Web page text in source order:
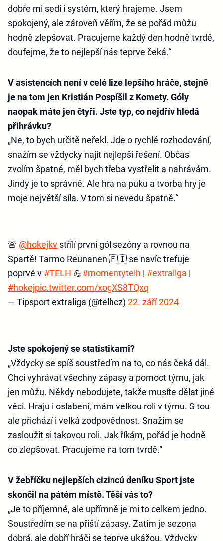
dobře mi sedí i systém, který hrajeme. Jsem
spokojený, ale zároveň věřím, že se pořád můžu
hodně zlepšovat. Pracujeme každý den hodně tvrdě,
doufejme, že to nejlepší nás teprve čeká.“
V asistencích není v celé lize lepšího hráče, stejně
je na tom jen Kristián Pospíšil z Komety. Góly
naopak máte jen čtyři. Jste typ, co nejdřív hledá
přihrávku?
„Ne, to bych určitě neřekl. Jde o rychlé rozhodování,
snažím se vždycky najít nejlepší řešení. Občas
zvolím špatné, měl bych třeba vystřelit a nahrávám.
Jindy je to správně. Ale hra na puku a tvorba hry je
moje největší síla. V tom si nevedu špatně.“
🚨 @hokejkv střílí první gól sezóny a rovnou na
Spartě! Tarmo Reunanen 🇫🇮 se navíc trefuje
poprvé v #TELH 💪#momentytelh | #extraliga |
#hokejpic.twitter.com/xogXS8TQxq
— Tipsport extraliga (@telhcz) 22. září 2024
Jste spokojený se statistikami?
„Vždycky se spíš soustředím na to, co nás čeká dál.
Chci vyhrávat všechny zápasy a pomoct týmu, jak
jen můžu. Někdy nebodujete, takže musíte dělat jiné
věci. Hraju i oslabení, mám velkou roli v týmu. S tou
ale přichází i velká zodpovědnost. Snažím se
zasloužit si takovou roli. Jak říkám, pořád je hodně
co zlepšovat. Pracujeme na tom tvrdě.“
V žebříčku nejlepších cizinců deníku Sport jste
skončil na pátém místě. Těší vás to?
„Je to příjemné, ale upřímně je mi to celkem jedno.
Soustředím se na příští zápasy. Zatím je sezona
dobrá, ale dobří hráči se teprve ukážou. Vždycky